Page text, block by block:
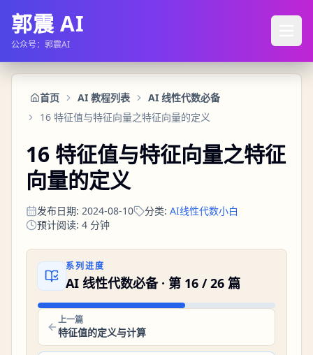
郭震 AI
公众号：郭震AI
首页 AI 教程列表
AI 线性代数必备
16 特征值与特征向量之特征向量的定义
16 特征值与特征向量之特征
向量的定义
发布日期: 2024-08-10 分类: AI线性代数小白
预计阅读: 4 分钟
系列进度
AI 线性代数必备· 第 16 /26 篇
上一篇
特征值的定义与计算